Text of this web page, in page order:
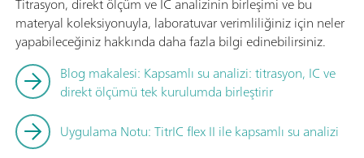
materyal koleksiyonuyla, laboratuvar verimliliğiniz için neler
yapabileceğiniz hakkında daha fazla bilgi edinebilirsiniz.
Blog makalesi: Kapsamlı su analizi: titrasyon, IC ve
direkt ölçümü tek kurulumda birleştirir
Uygulama Notu: TitrIC flex II ile kapsamlı su analizi